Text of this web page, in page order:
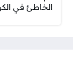
الخاطئ في الكويت